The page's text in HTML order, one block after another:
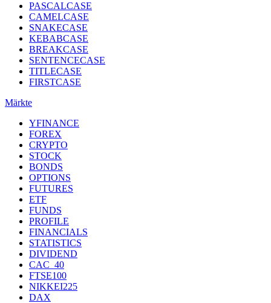
PASCALCASE
CAMELCASE
SNAKECASE
KEBABCASE
BREAKCASE
SENTENCECASE
TITLECASE
FIRSTCASE
Märkte
YFINANCE
FOREX
CRYPTO
STOCK
BONDS
OPTIONS
FUTURES
ETF
FUNDS
PROFILE
FINANCIALS
STATISTICS
DIVIDEND
CAC_40
FTSE100
NIKKEI225
DAX